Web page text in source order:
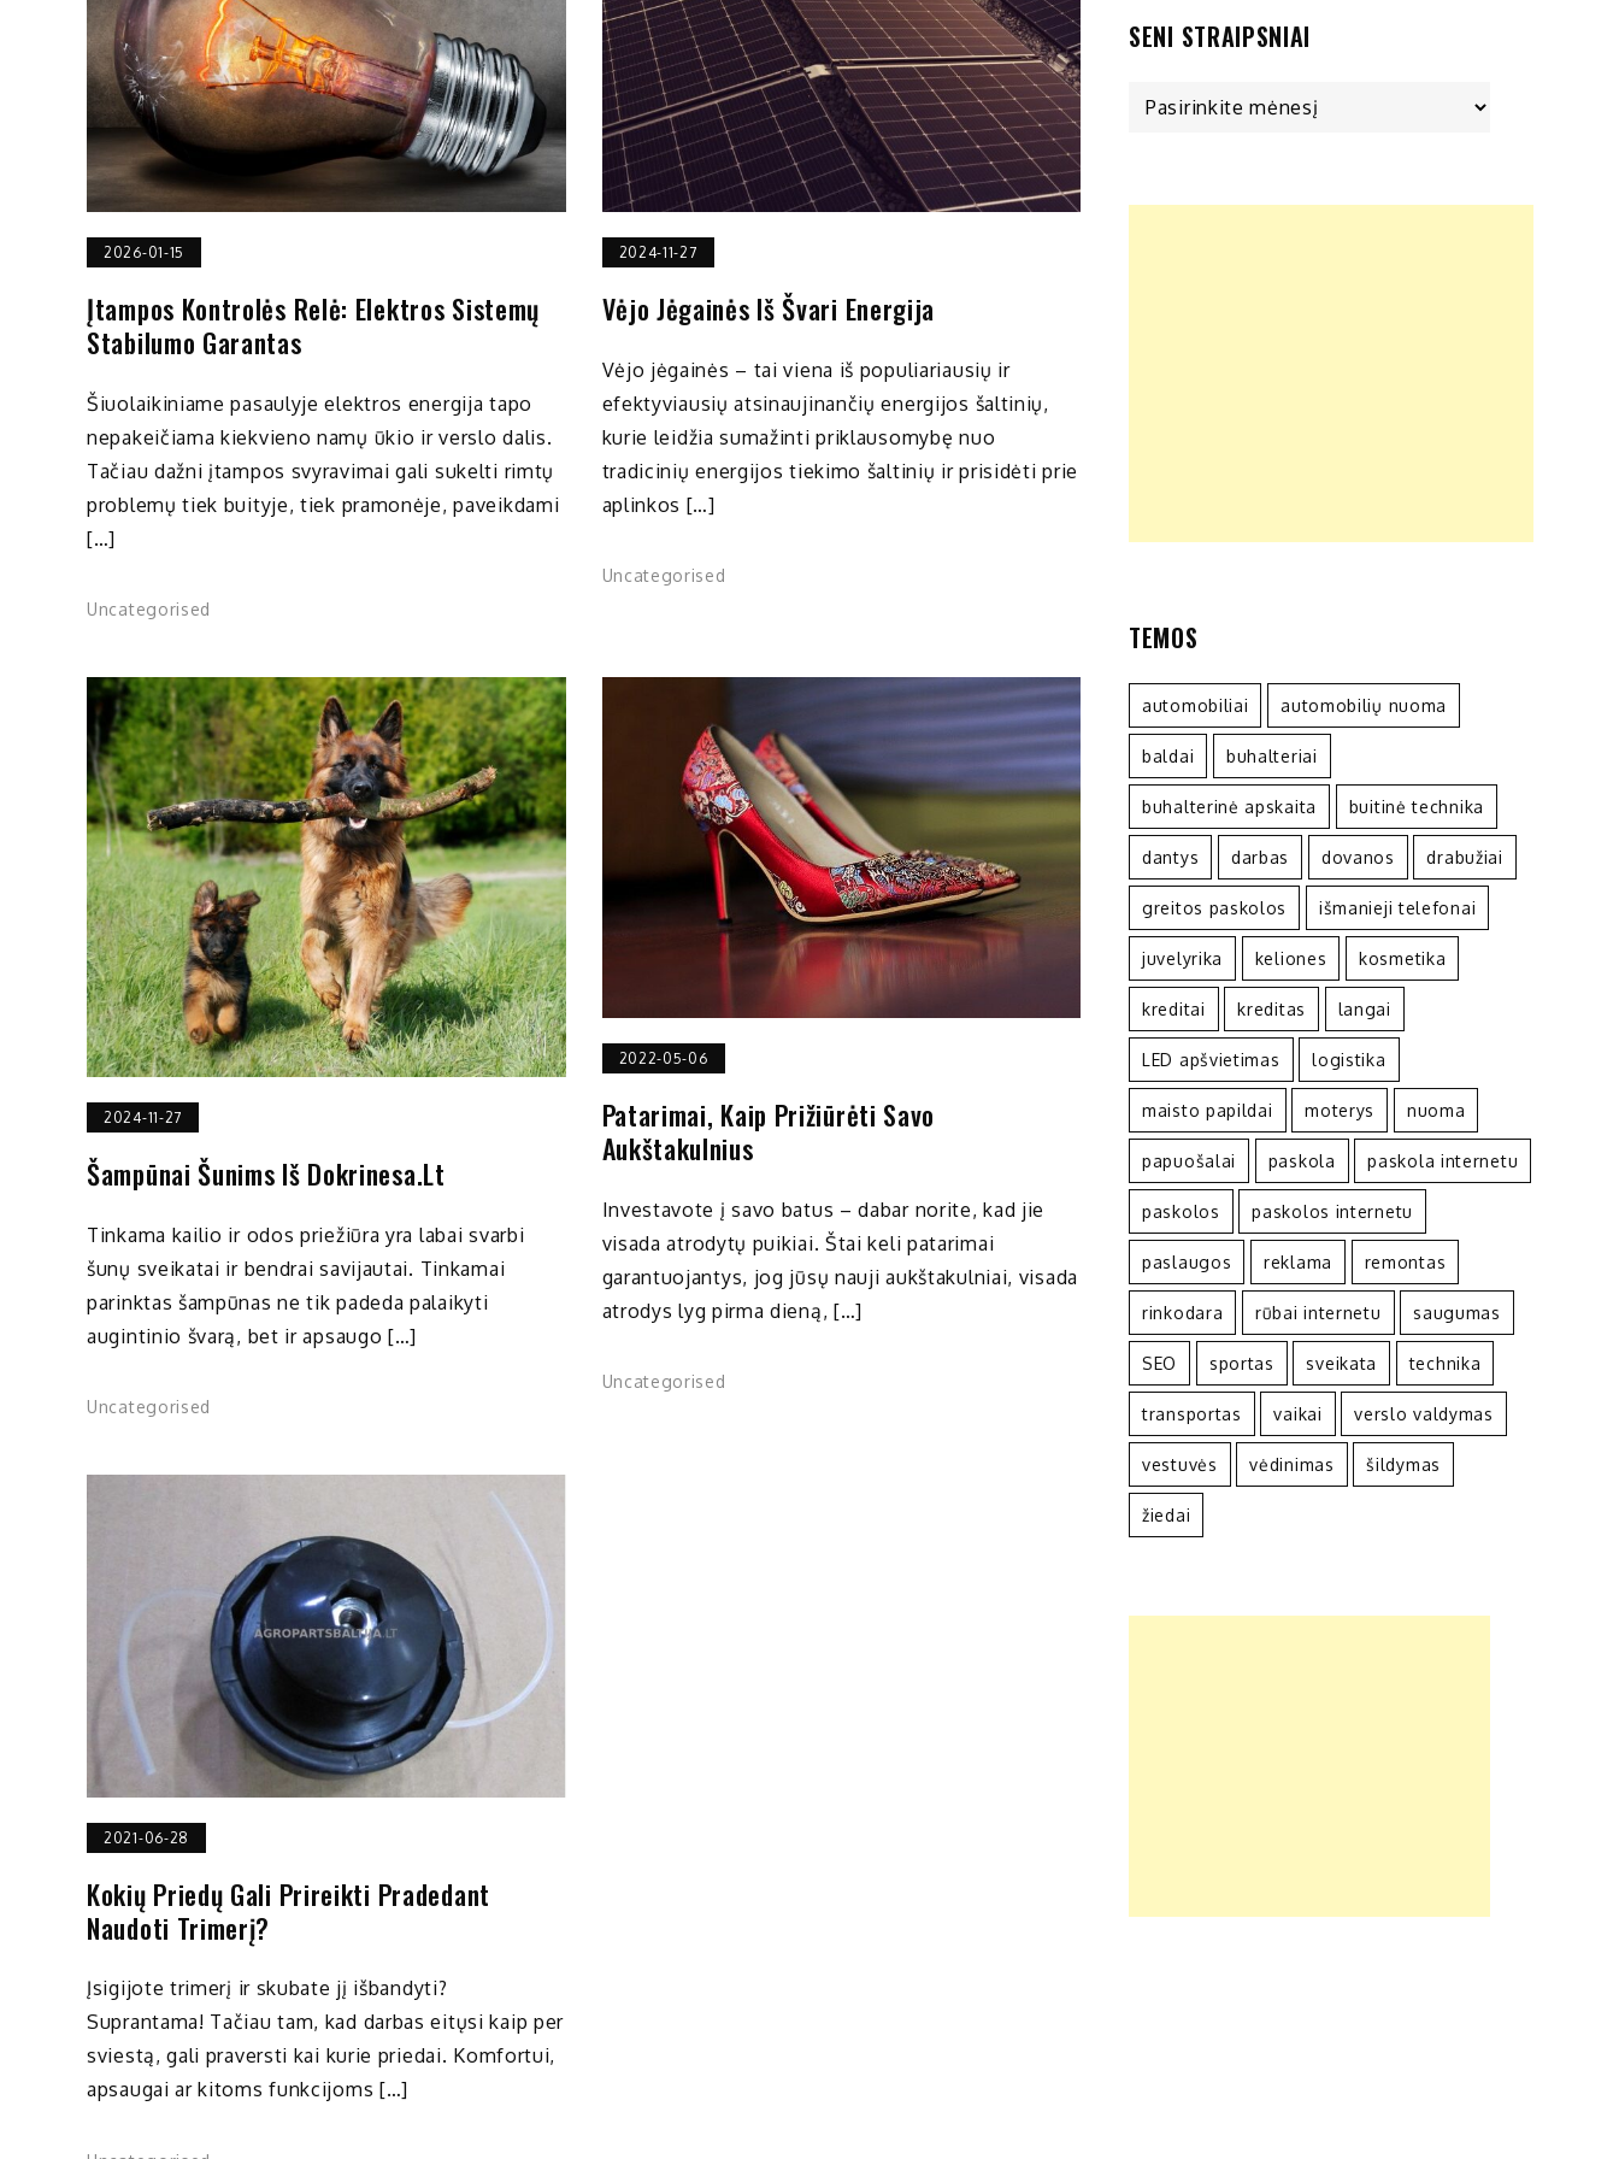
2026-01-15
Įtampos Kontrolės Relė: Elektros Sistemų
Stabilumo Garantas
Šiuolaikiniame pasaulyje elektros energija tapo
nepakeičiama kiekvieno namų ūkio ir verslo dalis.
Tačiau dažni įtampos svyravimai gali sukelti rimtų
problemų tiek buityje, tiek pramonėje, paveikdami
[…]
Uncategorised
2024-11-27
Vėjo Jėgainės Iš Švari Energija
Vėjo jėgainės – tai viena iš populiariausių ir
efektyviausių atsinaujinančių energijos šaltinių,
kurie leidžia sumažinti priklausomybę nuo
tradicinių energijos tiekimo šaltinių ir prisidėti prie
aplinkos […]
Uncategorised
2024-11-27
Šampūnai Šunims Iš Dokrinesa.lt
Tinkama kailio ir odos priežiūra yra labai svarbi
šunų sveikatai ir bendrai savijautai. Tinkamai
parinktas šampūnas ne tik padeda palaikyti
augintinio švarą, bet ir apsaugo […]
Uncategorised
2022-05-06
Patarimai, Kaip Prižiūrėti Savo
Aukštakulnius
Investavote į savo batus – dabar norite, kad jie
visada atrodytų puikiai. Štai keli patarimai
garantuojantys, jog jūsų nauji aukštakulniai, visada
atrodys lyg pirma dieną, […]
Uncategorised
2021-06-28
Kokių Priedų Gali Prireikti Pradedant
Naudoti Trimerį?
Įsigijote trimerį ir skubate jį išbandyti?
Suprantama! Tačiau tam, kad darbas eitųsi kaip per
sviestą, gali praversti kai kurie priedai. Komfortui,
apsaugai ar kitoms funkcijoms […]
SENI STRAIPSNIAI
TEMOS
automobiliai automobilių nuoma
baldai buhalteriai
buhalterinė apskaita buitinė technika
dantys darbas dovanos drabužiai
greitos paskolos išmanieji telefonai
juvelyrika keliones kosmetika
kreditai kreditas langai
LED apšvietimas logistika
maisto papildai moterys nuoma
papuošalai paskola paskola internetu
paskolos paskolos internetu
paslaugos reklama remontas
rinkodara rūbai internetu saugumas
SEO sportas sveikata technika
transportas vaikai verslo valdymas
vestuvės vėdinimas šildymas
žiedai